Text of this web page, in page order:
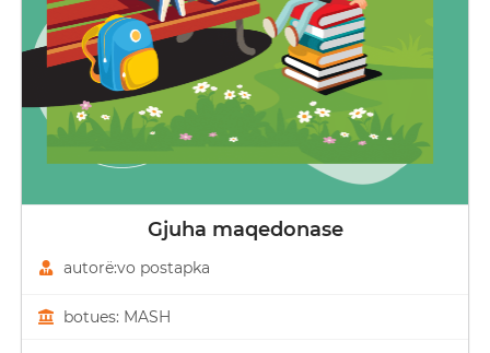
Gjuha maqedonase
autorë:vo postapka
botues: MASH